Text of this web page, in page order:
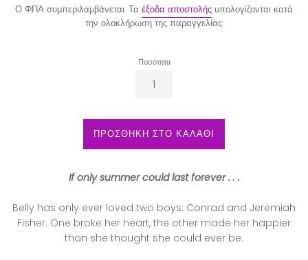
Ο ΦΠΑ συμπεριλαμβάνεται. Τα έξοδα αποστολής υπολογίζονται κατά
την ολοκλήρωση της παραγγελίας.
Ποσότητα
ΠΡΟΣΘΗΚΗ ΣΤΟ ΚΑΛΑΘΙ
If only summer could last forever . . .
Belly has only ever loved two boys: Conrad and Jeremiah
Fisher. One broke her heart, the other made her happier
than she thought she could ever be.